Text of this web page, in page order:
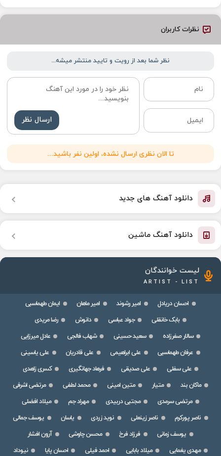
نظرات کاربران
نظر شما بعد از رویت و تایید منتشر میشه...
ارسال نظر
تا الان نظری ارسال نشده، اولین نفر باشید...
دانلود آهنگ های جدید
دانلود آهنگ ماشین
لیست خوانندگان
ARTIST - LIST
احسان دریادل امیر رشوند امیر ماهان
ایمان طهماسبی
بابک خانقلی
جواد عباسی دانوش
رضا مریدی
سالار صفرزاده
سعید حسینی شهاب فالجی
عادل میرزایی
عرفان طهماسبی
علی ابراهیمی علی قادریان
علی یاسینی
علی سفلی
علی صدیقی فرهاد جهانگیری
کسری زاهدی
ماکان بند
متیار متین امینی محمد لطفی
مرتضی اشرفی
مرتضی سرمدی
مجتبی دربیدی مهراد جم
میلاد افضلی
ناصر پورکرم
ناصر زینعلی نوید زردی یاسان
یوسف جمالی
یوسف زمانی
فرزاد فرخ محسن چاوشی
آرون افشار
مهدی یغمایی
میلاد بابایی احمد فیلی احسان پایا
نیوداد